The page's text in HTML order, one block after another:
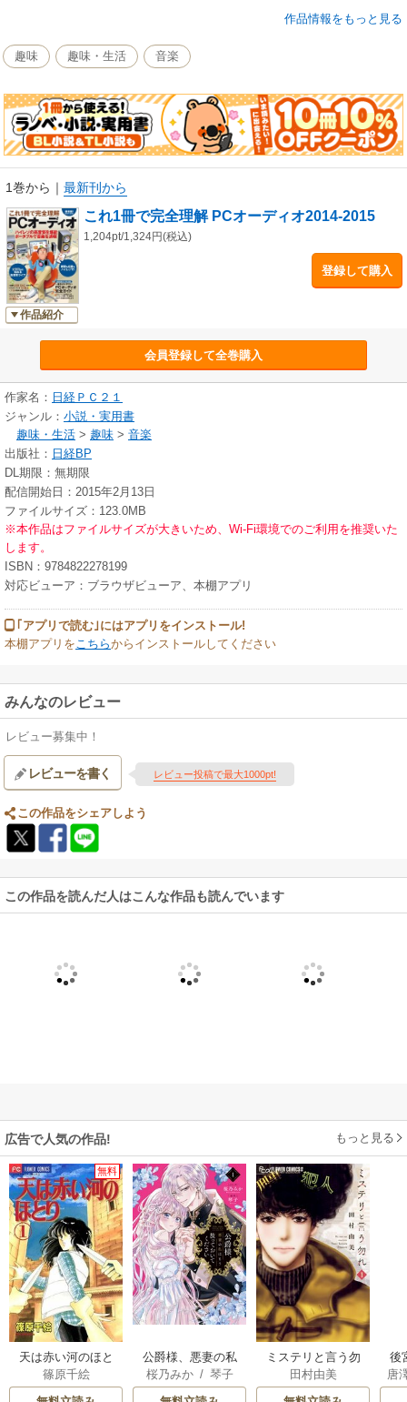
CDを超える音質が話題のハイレゾ音源の聴き方はもちろん、若者に人気の
ーディオなど、最新の話題を満載しました。
パソコンユーザーにも、「ハイレゾ」というキーワードに惹かれて広がり
つつあるPCオーディオファンの方々にも、一番わかりやすく、ハイレゾの
高音質を堪能できる一冊です。
本誌には日経PC21のノウハウを投入し、これまでのPCオーディオ誌に
はなかった丁寧な図版で、ややこしいPCオーディオの世界を分かりやすく
解説します。
作品情報をもっと見る
趣味 趣味・生活 音楽
1巻から ｜ 最新刊から
作品紹介
これ1冊で完全理解 PCオーディオ2014-2015
1,204pt/1,324円(税込)
登録して購入
会員登録して全巻購入
作家名： 日経ＰＣ２１
ジャンル： 小説・実用書
趣味・生活 > 趣味 > 音楽
出版社： 日経BP
DL期限：無期限
配信開始日：2015年2月13日
ファイルサイズ：123.0MB
※本作品はファイルサイズが大きいため、Wi-Fi環境でのご利用を推奨いた
します。
ISBN：9784822278199
対応ビューア：ブラウザビューア、本棚アプリ
｢アプリで読む｣にはアプリをインストール!
本棚アプリをこちらからインストールしてください
みんなのレビュー
レビュー募集中！
レビューを書く レビュー投稿で最大1000pt!
この作品をシェアしよう
この作品を読んだ人はこんな作品も読んでいます
広告で人気の作品! もっと見る
無料
天は赤い河のほと
り
篠原千絵
公爵様、悪妻の私
はもう放っておい
てください
桜乃みか/ 琴子
ミステリと言う勿
れ
田村由美
後
は
唐